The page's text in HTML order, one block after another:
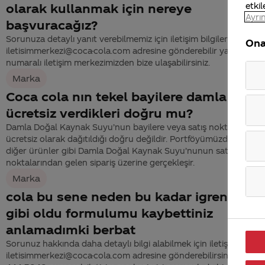
olarak kullanmak için nereye
başvuracağız?
Sorunuza detaylı yanıt verebilmemiz için iletişim bilgilerinizi
iletisimmerkezi@coca-cola.com adresine gönderebilir ya da 444
numaralı iletişim merkezimizden bize ulaşabilirsiniz.
Marka
Coca cola nın tekel bayilere damla suyu
ücretsiz verdikleri doğru mu?
Damla Doğal Kaynak Suyu’nun bayilere veya satış noktalarına
ücretsiz olarak dağıtıldığı doğru değildir. Portföyümüzde yer alan
diğer ürünler gibi Damla Doğal Kaynak Suyu’nunun satışı da,
noktalarından gelen sipariş üzerine gerçekleşir.
Marka
cola bu sene neden bu kadar igrenc
gibi oldu formulumu kaybettiniz
anlamadımki berbat
Sorunuz hakkında daha detaylı bilgi alabilmek için iletişim
iletisimmerkezi@coca-cola.com adresine gönderebilirsiniz.